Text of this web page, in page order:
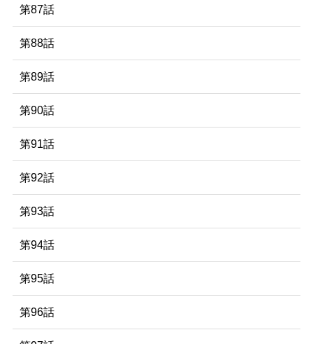
第87話
第88話
第89話
第90話
第91話
第92話
第93話
第94話
第95話
第96話